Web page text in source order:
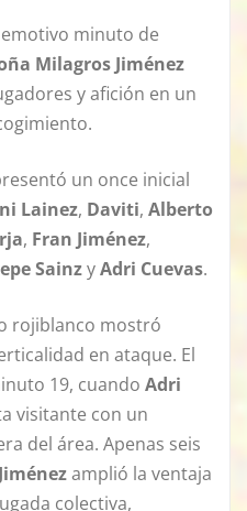
minuto de
Milagros Jiménez
y afición en un
un once inicial
Lainez, Daviti, Alberto
, Fran Jiménez,
SainzyAdri Cuevas.
rojiblanco mostró
en ataque. El
19, cuando Adri
visitante con un
del área. Apenas seis
amplió la ventaja
colectiva,